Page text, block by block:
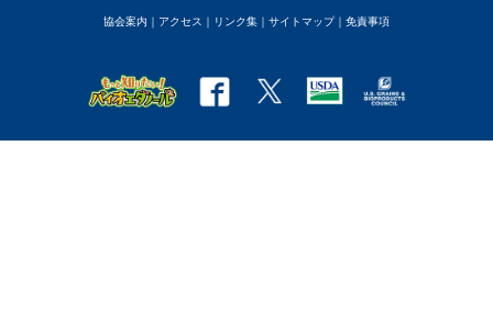
協会案内 ｜アクセス ｜ リンク集 ｜ サイトマップ｜ 免責事項